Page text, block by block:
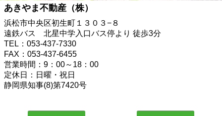
あきやま不動産（株）
浜松市中央区初生町１３０３−８
遠鉄バス 北星中学入口バス停より 徒歩3分
TEL：053-437-7330
FAX：053-437-6455
営業時間：9：00～18：00
定休日：日曜・祝日
静岡県知事(8)第7420号